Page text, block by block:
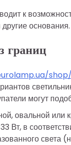
к
другие основания.
границ
могут
овальной или
Вт, в
света